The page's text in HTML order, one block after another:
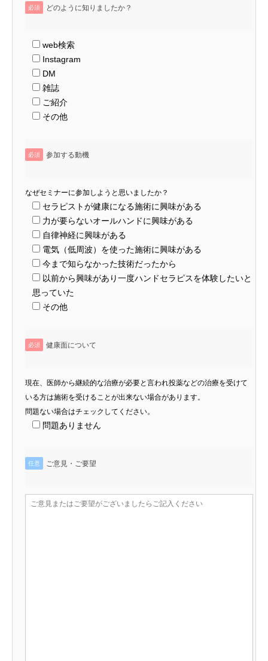
必須 どのように知りましたか？
web検索
Instagram
DM
雑誌
ご紹介
その他
必須 参加する動機
なぜセミナーに参加しようと思いましたか？
セラピストが健康になる施術に興味がある
力が要らないオールハンドに興味がある
自律神経に興味がある
電気（低周波）を使った施術に興味がある
今まで知らなかった技術だったから
以前から興味があり一度ハンドセラピスを体験したいと
思っていた
その他
必須 健康面について
現在、医師から継続的な治療が必要と言われ投薬などの治療を受けて
いる方は施術を受けることが出来ない場合があります。
問題ない場合はチェックしてください。
問題ありません
任意 ご意見・ご要望